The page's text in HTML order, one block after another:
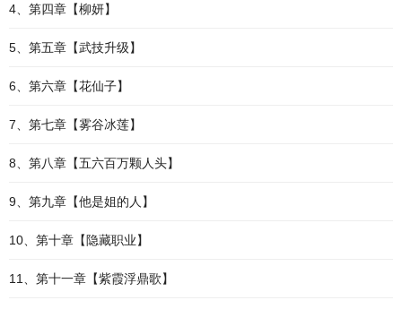
4、第四章【柳妍】
5、第五章【武技升级】
6、第六章【花仙子】
7、第七章【雾谷冰莲】
8、第八章【五六百万颗人头】
9、第九章【他是姐的人】
10、第十章【隐藏职业】
11、第十一章【紫霞浮鼎歌】